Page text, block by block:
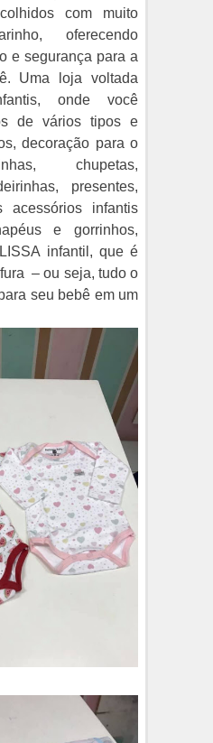
com muito
oferecendo
e segurança para a
Uma loja voltada
onde você
de vários tipos e
decoração para o
chupetas,
presentes,
acessórios infantis
e gorrinhos,
infantil, que é
– ou seja, tudo o
seu bebê em um